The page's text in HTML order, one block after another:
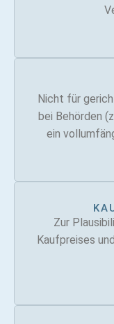
Nicht für
bei Behörden
ein
Zur
Kaufpreises